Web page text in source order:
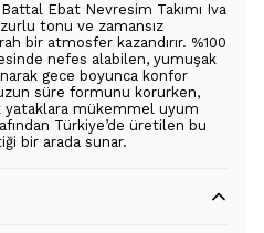
Ebat Nevresim Takımı Iva
tonu ve zamansız
bir atmosfer kazandırır. %100
nefes alabilen, yumuşak
gece boyunca konfor
süre formunu korurken,
mükemmel uyum
Türkiye’de üretilen bu
bir arada sunar.